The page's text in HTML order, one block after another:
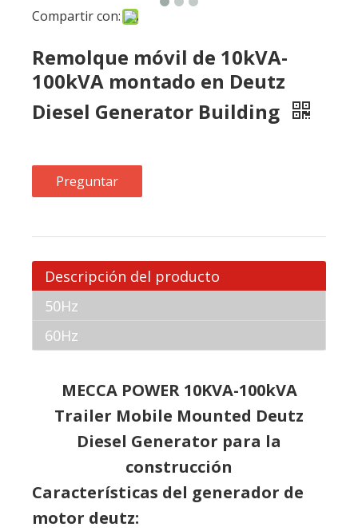
Compartir con:
Remolque móvil de 10kVA-
100kVA montado en Deutz
Diesel Generator Building
Preguntar
Descripción del producto
50Hz
60Hz
MECCA POWER 10KVA-100kVA
Trailer Mobile Mounted Deutz
Diesel Generator para la
construcción
Características del generador de
motor deutz: